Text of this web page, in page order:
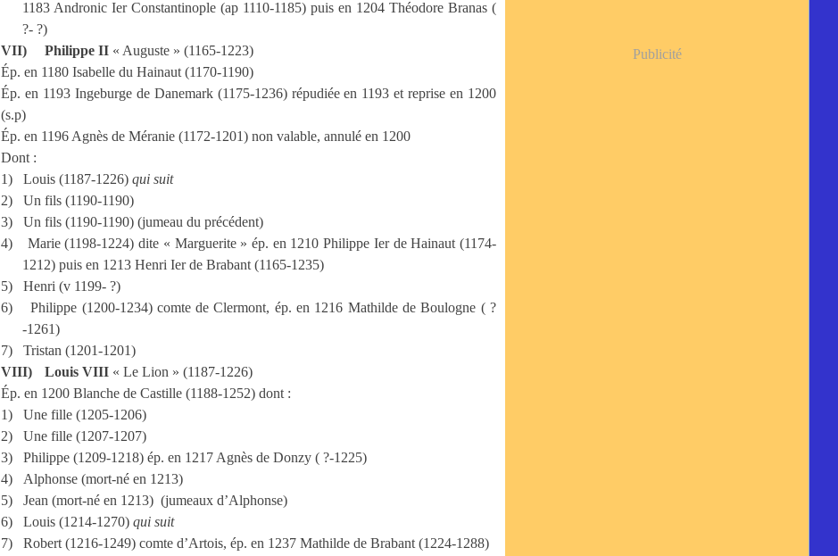
1183 Andronic Ier Constantinople (ap 1110-1185) puis en 1204 Théodore Branas (
?- ?)
VII)
Philippe II « Auguste » (1165-1223)
Ép. en 1180 Isabelle du Hainaut (1170-1190)
Ép. en 1193 Ingeburge de Danemark (1175-1236) répudiée en 1193 et reprise en 1200
(s.p)
Ép. en 1196 Agnès de Méranie (1172-1201) non valable, annulé en 1200
Dont :
1)
Louis (1187-1226)qui suit
2)
Un fils (1190-1190)
3)
Un fils (1190-1190) (jumeau du précédent)
4)
Marie (1198-1224) dite « Marguerite » ép. en 1210 Philippe Ier de Hainaut (1174-
1212) puis en 1213 Henri Ier de Brabant (1165-1235)
5)
Henri (v 1199- ?)
6)
Philippe (1200-1234) comte de Clermont, ép. en 1216 Mathilde de Boulogne ( ?
-1261)
7)
Tristan (1201-1201)
VIII)
Louis VIII « Le Lion » (1187-1226)
Ép. en 1200 Blanche de Castille (1188-1252) dont :
1)
Une fille (1205-1206)
2)
Une fille (1207-1207)
3)
Philippe (1209-1218) ép. en 1217 Agnès de Donzy ( ?-1225)
4)
Alphonse (mort-né en 1213)
5)
Jean (mort-né en 1213) (jumeaux d’Alphonse)
6)
Louis (1214-1270)qui suit
7)
Robert (1216-1249) comte d’Artois, ép. en 1237 Mathilde de Brabant (1224-1288)
Publicité